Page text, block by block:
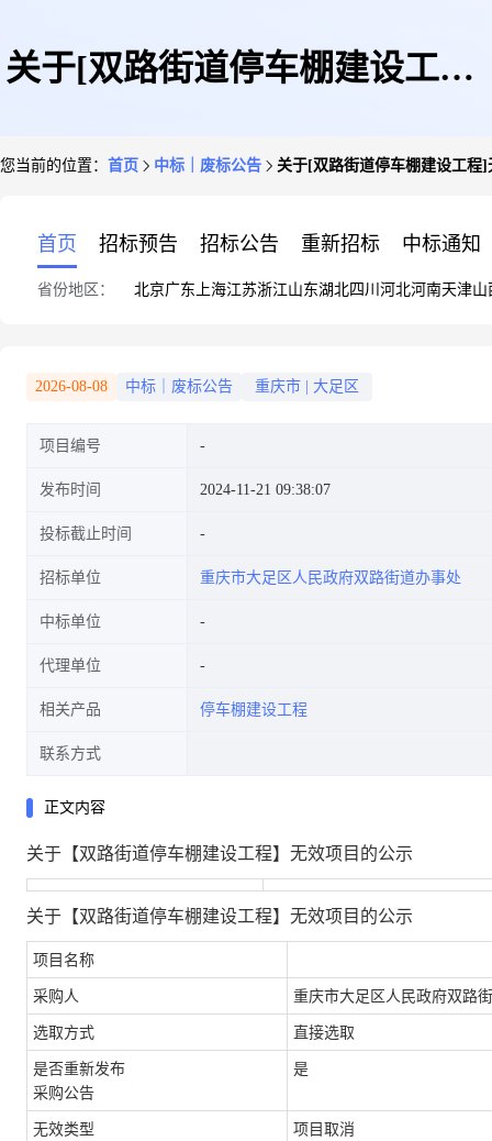
关于[双路街道停车棚建设工程]
您当前的位置： 首页 中标｜废标公告 关于[双路街道停车棚建设工程
首页 招标预告 招标公告 重新招标 中标通知
省份地区： 北京广东 上海江苏浙江山东湖北四川 河北河南天津山
2026-08-08 中标｜废标公告 重庆市 大足区
项目编号
发布时间 2024-11-21 09:38:07
投标截止时间
招标单位 重庆市大足区人民政府双路街道办事处
中标单位
代理单位
相关产品 停车棚建设工程
联系方式
正文内容
关于【双路街道停车棚建设工程】无效项目的公示
关于【双路街道停车棚建设工程】无效项目的公示
项目名称
采购人 重庆市大足区人民政府双路
选取方式 直接选取
是否重新发布
采购公告
是
无效类型 项目取消